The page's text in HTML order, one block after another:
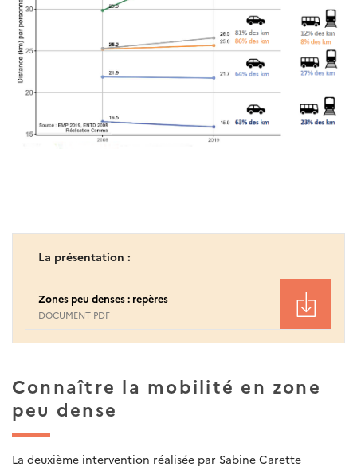
La présentation :
Zones peu denses : repères
DOCUMENT PDF
Connaître la mobilité en zone
peu dense
La deuxième intervention réalisée par Sabine Carette